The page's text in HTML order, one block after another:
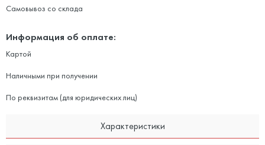
Самовывоз со склада
Информация об оплате:
Картой
Наличными при получении
По реквизитам (для юридических лиц)
Характеристики